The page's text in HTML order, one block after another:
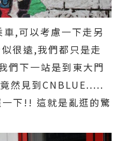
,可以考慮一下走另
很遠,我們都只是走
們下一站是到東大門
然見到CNBLUE.....
下!! 這就是亂逛的驚